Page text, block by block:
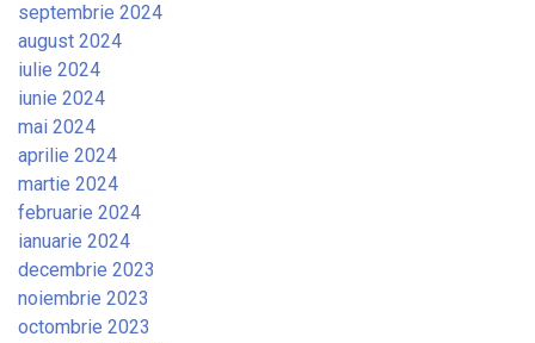
septembrie 2024
august 2024
iulie 2024
iunie 2024
mai 2024
aprilie 2024
martie 2024
februarie 2024
ianuarie 2024
decembrie 2023
noiembrie 2023
octombrie 2023